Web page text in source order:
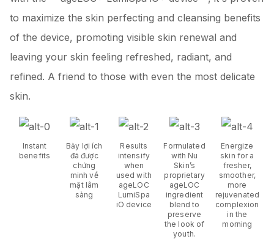
to maximize the skin perfecting and cleansing benefits
of the device, promoting visible skin renewal and
leaving your skin feeling refreshed, radiant, and
refined. A friend to those with even the most delicate
skin.
Instant
benefits
Bảy lợi ích
đã được
chứng
minh về
mặt lâm
sàng
Results
intensify
when
used with
ageLOC
LumiSpa
iO device
Formulated
with Nu
Skin’s
proprietary
ageLOC
ingredient
blend to
preserve
the look of
youth.
Energize
skin for a
fresher,
smoother,
more
rejuvenated
complexion
in the
morning